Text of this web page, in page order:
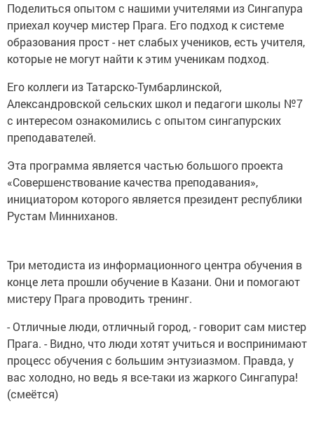
Поделиться опытом с нашими учителями из Сингапура
приехал коучер мистер Прага. Его подход к системе
образования прост - нет слабых учеников, есть учителя,
которые не могут найти к этим ученикам подход.
Его коллеги из Татарско-Тумбарлинской,
Александровской сельских школ и педагоги школы №7
с интересом ознакомились с опытом сингапурских
преподавателей.
Эта программа является частью большого проекта
«Совершенствование качества преподавания»,
инициатором которого является президент республики
Рустам Минниханов.
Три методиста из информационного центра обучения в
конце лета прошли обучение в Казани. Они и помогают
мистеру Прага проводить тренинг.
- Отличные люди, отличный город, - говорит сам мистер
Прага. - Видно, что люди хотят учиться и воспринимают
процесс обучения с большим энтузиазмом. Правда, у
вас холодно, но ведь я все-таки из жаркого Сингапура!
(смеётся)